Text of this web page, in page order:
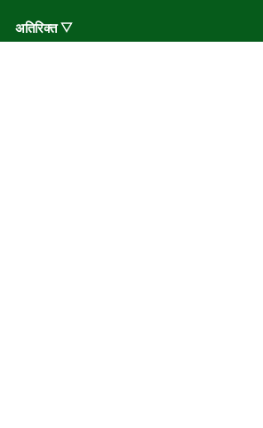
अतिरिक्त ▽